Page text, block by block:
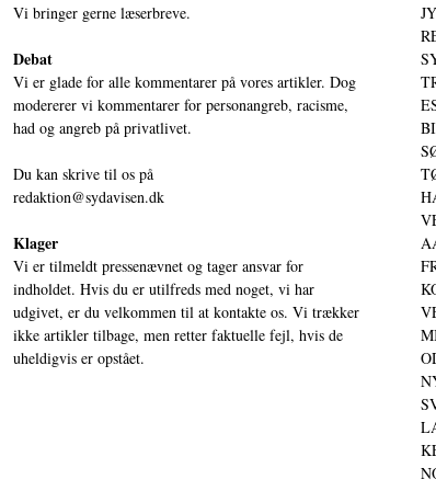
Vi bringer gerne læserbreve.
Debat
Vi er glade for alle kommentarer på vores artikler. Dog
modererer vi kommentarer for personangreb, racisme,
had og angreb på privatlivet.
Du kan skrive til os på
redaktion@sydavisen.dk
Klager
Vi er tilmeldt pressenævnet og tager ansvar for
indholdet. Hvis du er utilfreds med noget, vi har
udgivet, er du velkommen til at kontakte os. Vi trækker
ikke artikler tilbage, men retter faktuelle fejl, hvis de
uheldigvis er opstået.